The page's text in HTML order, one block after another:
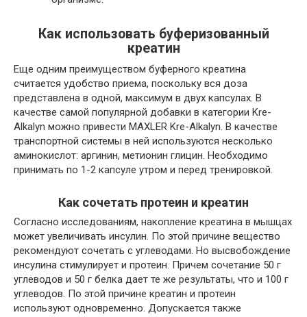
Как использовать буферизованный
креатин
Еще одним преимуществом буферного креатина
считается удобство приема, поскольку вся доза
представлена в одной, максимум в двух капсулах. В
качестве самой популярной добавки в категории Kre-
Alkalyn можно привести MAXLER Kre-Alkalyn. В качестве
транспортной системы в ней используются несколько
аминокислот: аргинин, метионин глицин. Необходимо
принимать по 1-2 капсуле утром и перед тренировкой.
Как сочетать протеин и креатин
Согласно исследованиям, накопление креатина в мышцах
может увеличивать инсулин. По этой причине вещество
рекомендуют сочетать с углеводами. Но высвобождение
инсулина стимулирует и протеин. Причем сочетание 50 г
углеводов и 50 г белка дает те же результаты, что и 100 г
углеводов. По этой причине креатин и протеин
используют одновременно. Допускается также